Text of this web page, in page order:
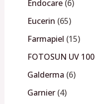
Endocare 6
Eucerin 65
Farmapiel 15
FOTOSUN UV 100
Galderma 6
Garnier 4